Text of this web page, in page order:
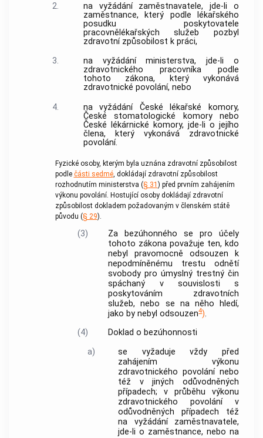
2.
na vyžádání zaměstnavatele, jde-li o
zaměstnance, který podle lékařského
posudku poskytovatele
pracovnělékařských služeb pozbyl
zdravotní způsobilost k práci,
3.
na vyžádání ministerstva, jde-li o
zdravotnického pracovníkapodle
tohoto zákona, který vykonává
zdravotnické povolání, nebo
4.
na vyžádání České lékařské komory,
České stomatologické komory nebo
České lékárnické komory, jde-li o jejího
člena, který vykonává zdravotnické
povolání.
Fyzické osoby, kterým byla uznána zdravotní způsobilost
podle části sedmé, dokládají zdravotní způsobilost
rozhodnutím ministerstva (§ 31 ) před prvním zahájením
výkonu povolání. Hostující osobydokládají zdravotní
způsobilost dokladem požadovaným v členském státě
původu (§ 29).
(3)
Za bezúhonného se pro účely
tohoto zákona považuje ten, kdo
nebyl pravomocně odsouzen k
nepodmíněnému trestu odnětí
svobody pro úmyslný trestný čin
spáchaný v souvislosti s
poskytováním zdravotních
služeb, nebo se na něho hledí,
jako by nebyl odsouzen4).
(4)
Doklad o bezúhonnosti
a)
se vyžaduje vždy před
zahájením výkonu
zdravotnického povolánínebo
též v jiných odůvodněných
případech; v průběhu výkonu
zdravotnického povolánív
odůvodněných případech též
na vyžádání zaměstnavatele,
jde-li o zaměstnance, nebo na